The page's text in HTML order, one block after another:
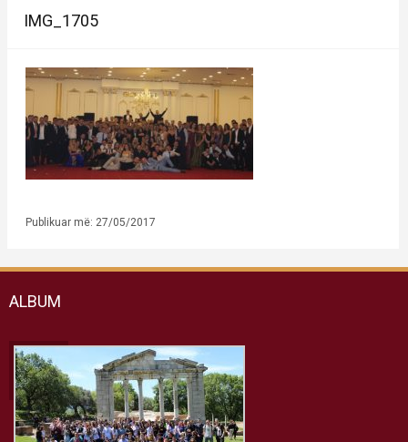
IMG_1705
Publikuar më: 27/05/2017
ALBUM